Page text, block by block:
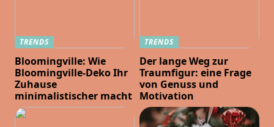
TRENDS
Bloomingville: Wie
Bloomingville-Deko Ihr
Zuhause
minimalistischer macht
TRENDS
Der lange Weg zur
Traumfigur: eine Frage
von Genuss und
Motivation